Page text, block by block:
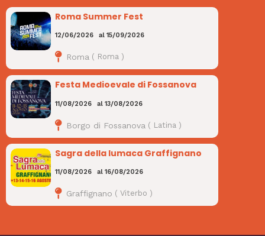
Roma Summer Fest
12/06/2026 al15/09/2026
Roma ( Roma )
Festa Medioevale di Fossanova
11/08/2026 al13/08/2026
Borgo di Fossanova ( Latina )
Sagra della lumaca Graffignano
11/08/2026 al16/08/2026
Graffignano (Viterbo )